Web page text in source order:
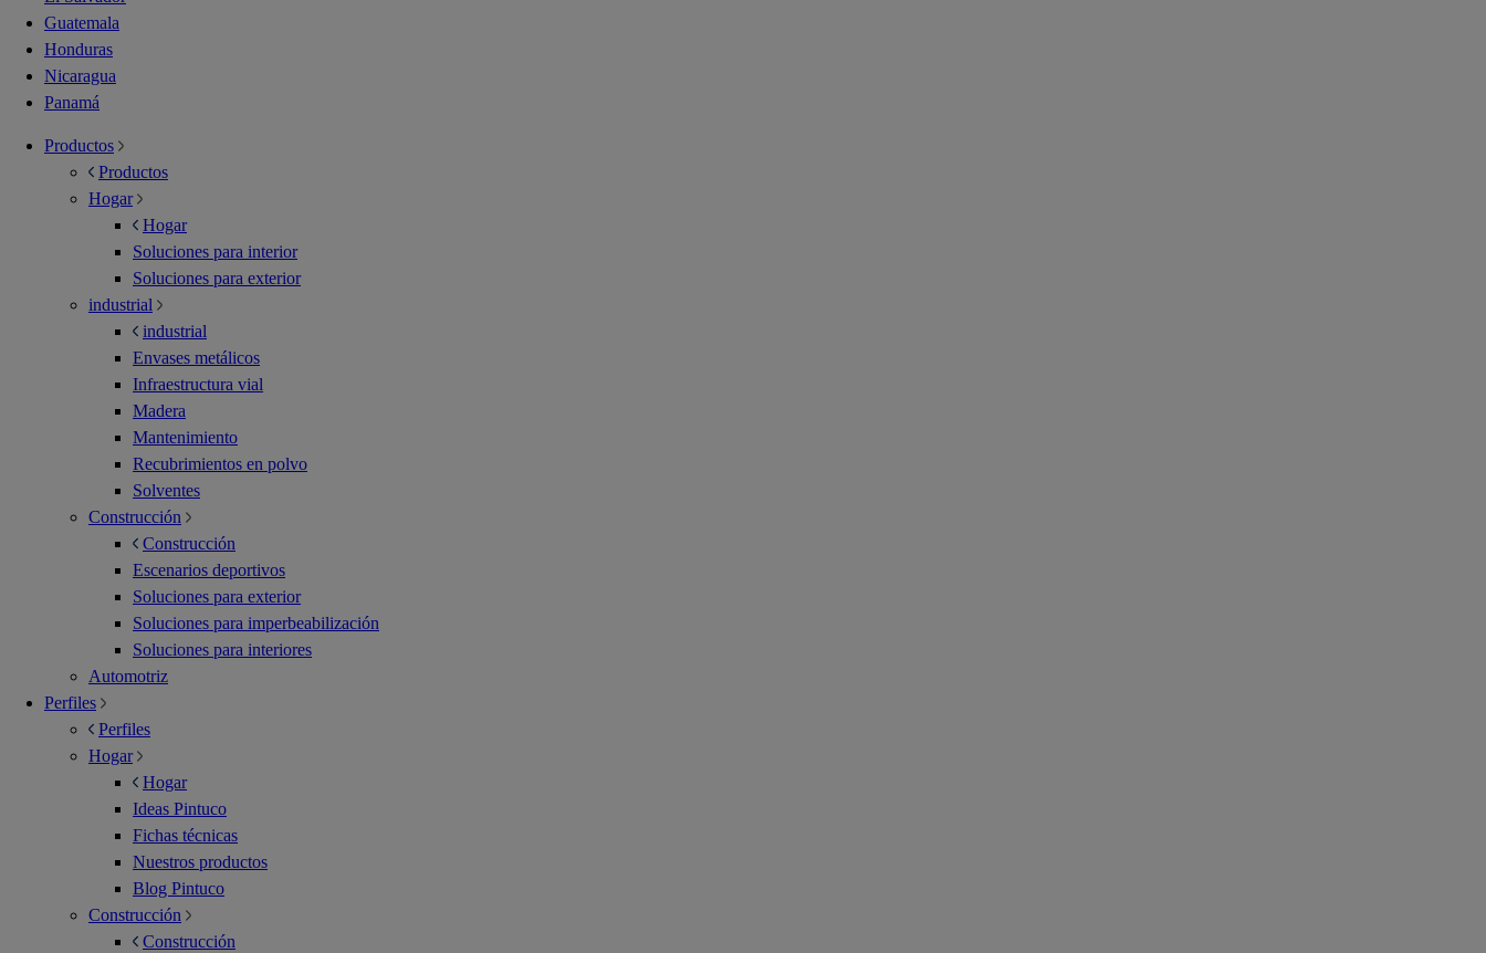
Guatemala
Honduras
Nicaragua
Panamá
Productos
Productos
Hogar
Hogar
Soluciones para interior
Soluciones para exterior
industrial
industrial
Envases metálicos
Infraestructura vial
Madera
Mantenimiento
Recubrimientos en polvo
Solventes
Construcción
Construcción
Escenarios deportivos
Soluciones para exterior
Soluciones para imperbeabilización
Soluciones para interiores
Automotriz
Perfiles
Perfiles
Hogar
Hogar
Ideas Pintuco
Fichas técnicas
Nuestros productos
Blog Pintuco
Construcción
Construcción